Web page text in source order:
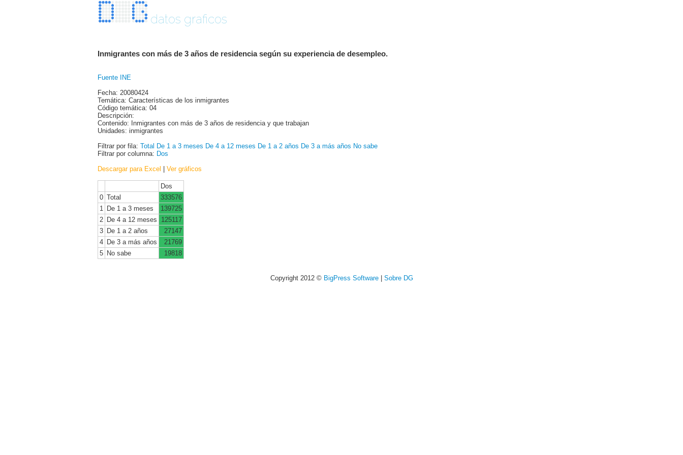
datos graficos
Inmigrantes con más de 3 años de residencia según su experiencia de desempleo.
Fuente INE
Fecha: 20080424
Temática: Características de los inmigrantes
Código temática: 04
Descripción:
Contenido: Inmigrantes con más de 3 años de residencia y que trabajan
Unidades: inmigrantes
Filtrar por fila: Total De 1 a 3 meses De 4 a 12 meses De 1 a 2 años De 3 a más años No sabe
Filtrar por columna: Dos
Descargar para Excel | Ver gráficos
Dos
0 Total
333576
1
De 1 a 3 meses
139725
2 De 4 a 12 meses
125117
3 De 1 a 2 años
27147
4 De 3 a más años
21769
5 No sabe 19818
Copyright 2012 © BigPress Software| Sobre DG